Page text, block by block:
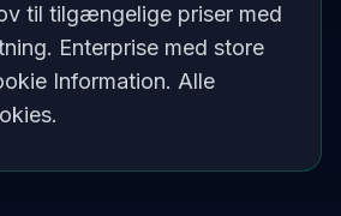
til tilgængelige priser med
Enterprise med store
Information. Alle